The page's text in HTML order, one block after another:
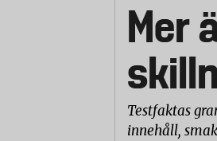
Mer
Testfaktas
innehåll,